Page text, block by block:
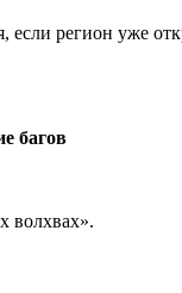
если регион уже
багов
волхвах».